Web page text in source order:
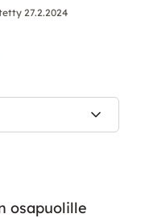
27.2.2024
osapuolille